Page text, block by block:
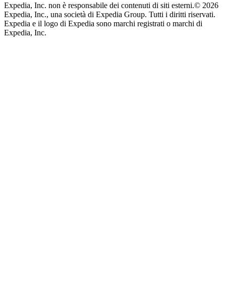
Expedia, Inc. non è responsabile dei contenuti di siti esterni.© 2026
Expedia, Inc., una società di Expedia Group. Tutti i diritti riservati.
Expedia e il logo di Expedia sono marchi registrati o marchi di
Expedia, Inc.